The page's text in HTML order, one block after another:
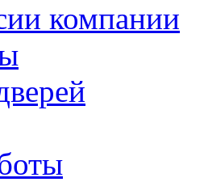
компании